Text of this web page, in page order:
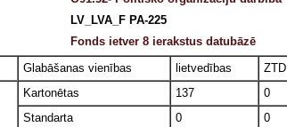
LV_LVA_F PA-225
Fonds ietver 8 ierakstus datubāzē
Glabāšanas vienības lietvedības ZTD
Kartonētas 137 0
Standarta
0 0